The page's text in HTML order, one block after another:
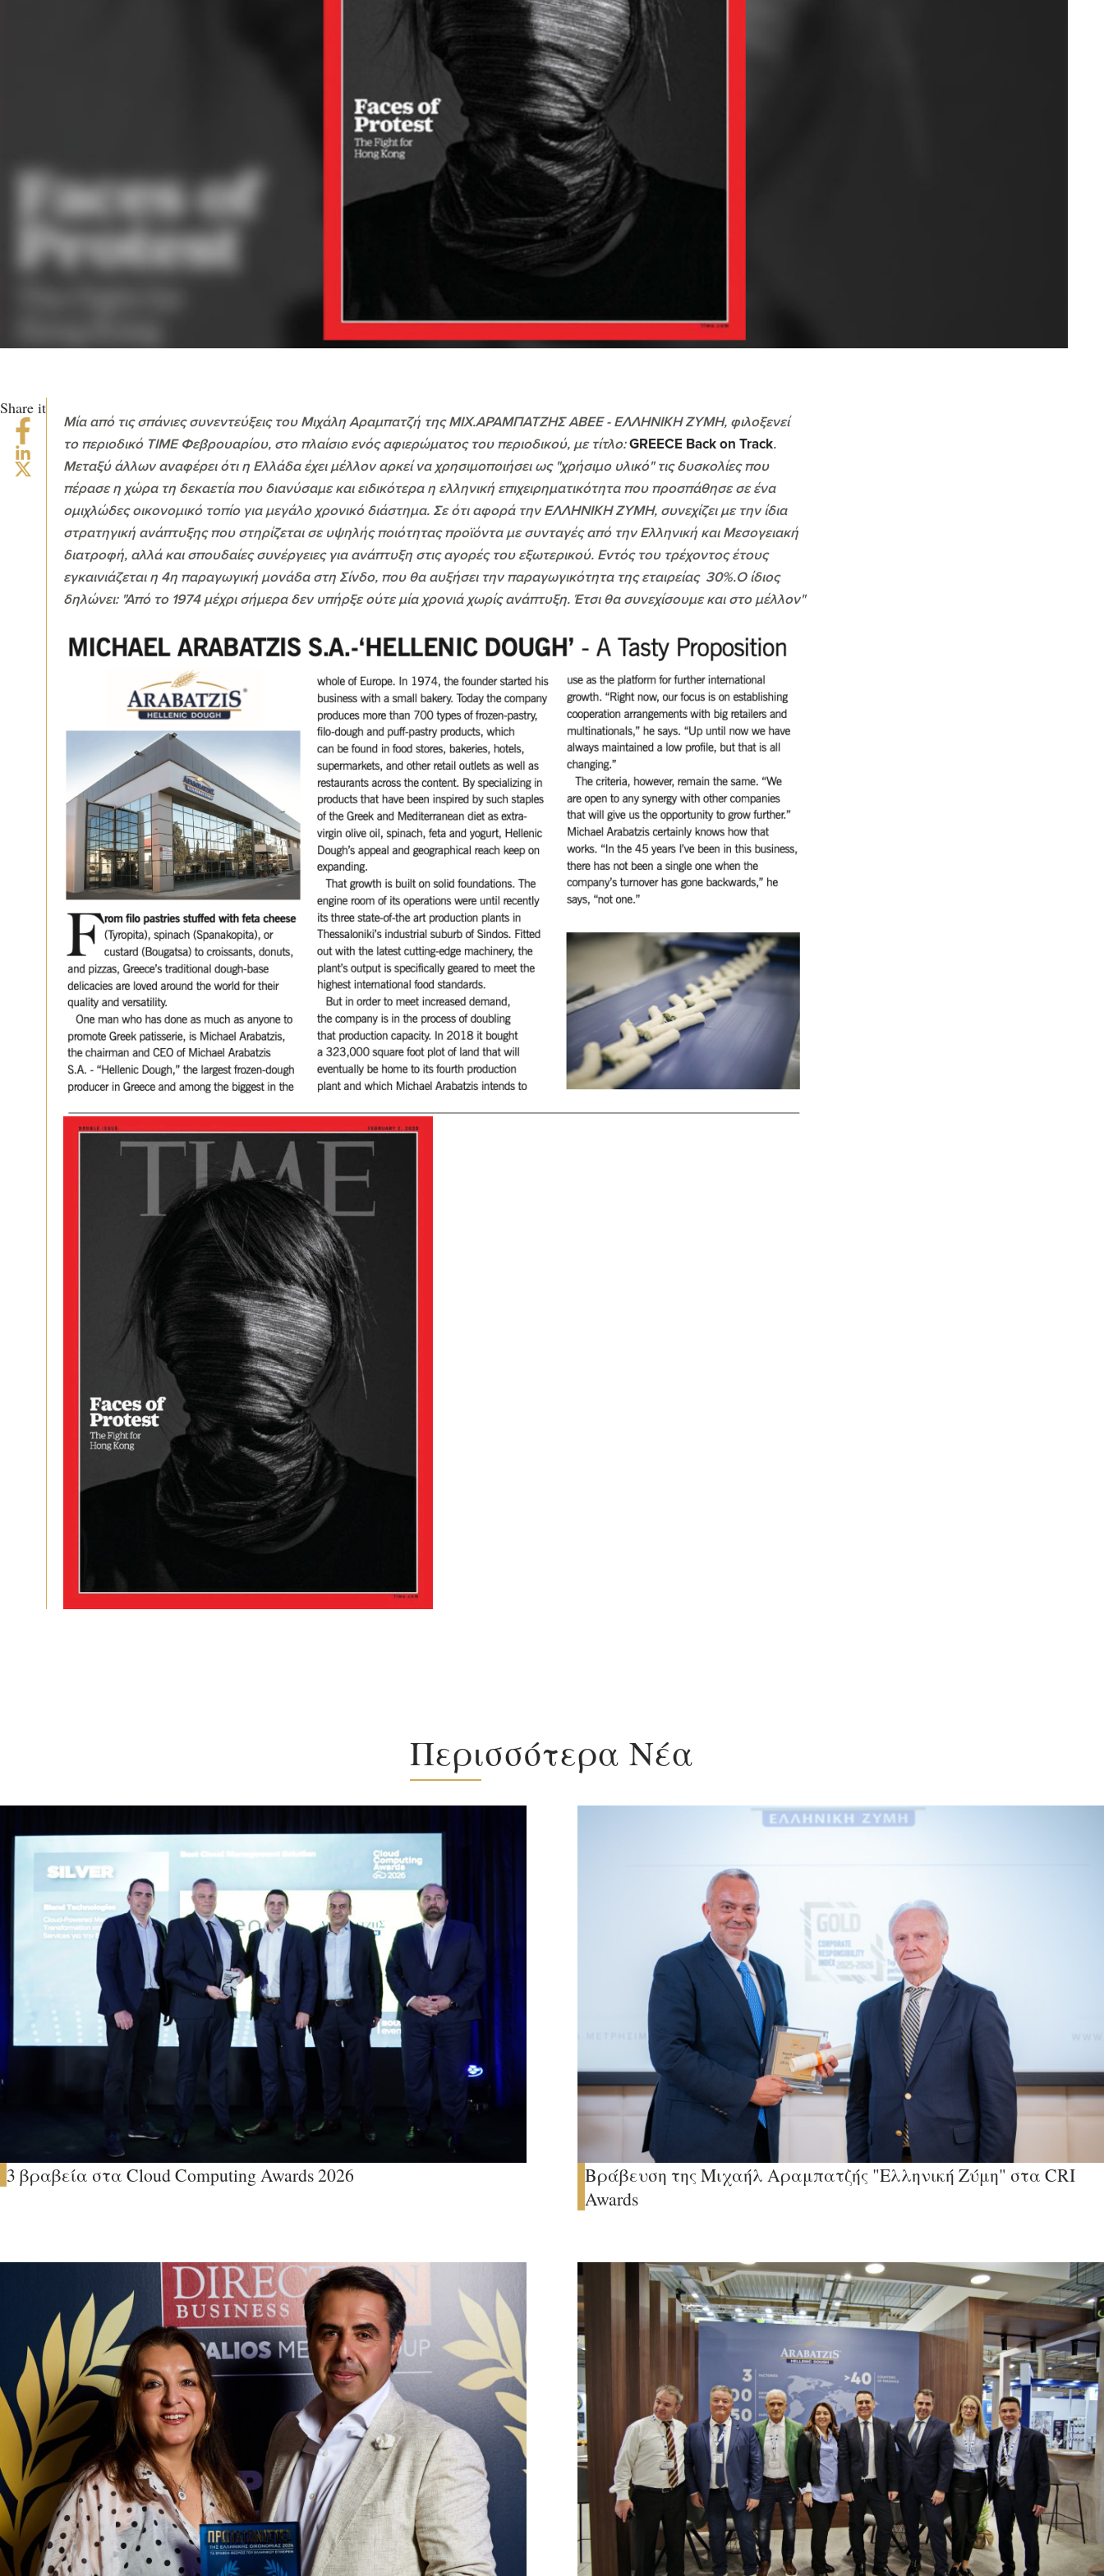
Share it
Μία από τις σπάνιες συνεντεύξεις του Μιχάλη Αραμπατζή της ΜΙΧ.ΑΡΑΜΠΑΤΖΗΣ ΑΒΕΕ - ΕΛΛΗΝΙΚΗ ΖΥΜΗ, φιλοξενεί
το περιοδικό ΤΙΜΕ Φεβρουαρίου, στο πλαίσιο ενός αφιερώματος του περιοδικού, με τίτλο:GREECE Back on Track.
Μεταξύ άλλων αναφέρει ότι η Ελλάδα έχει μέλλον αρκεί να χρησιμοποιήσει ως "χρήσιμο υλικό" τις δυσκολίες που
πέρασε η χώρα τη δεκαετία που διανύσαμε και ειδικότερα η ελληνική επιχειρηματικότητα που προσπάθησε σε ένα
ομιχλώδες οικονομικό τοπίο για μεγάλο χρονικό διάστημα. Σε ότι αφορά την ΕΛΛΗΝΙΚΗ ΖΥΜΗ, συνεχίζει με την ίδια
στρατηγική ανάπτυξης που στηρίζεται σε υψηλής ποιότητας προϊόντα με συνταγές από την Ελληνική και Μεσογειακή
διατροφή, αλλά και σπουδαίες συνέργειες για ανάπτυξη στις αγορές του εξωτερικού. Εντός του τρέχοντος έτους
εγκαινιάζεται η 4η παραγωγική μονάδα στη Σίνδο, που θα αυξήσει την παραγωγικότητα της εταιρείας 30%.Ο ίδιος
δηλώνει: "Από το 1974 μέχρι σήμερα δεν υπήρξε ούτε μία χρονιά χωρίς ανάπτυξη. Έτσι θα συνεχίσουμε και στο μέλλον"
Περισσότερα Νέα
3 βραβεία στα Cloud Computing Awards 2026
Βράβευση της Μιχαήλ Αραμπατζής "Ελληνική Ζύμη" στα CRI
Awards